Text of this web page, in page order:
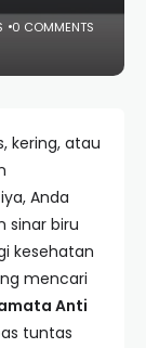
0 COMMENTS
kering, atau
Anda
sinar biru
kesehatan
mencari
Anti
tuntas